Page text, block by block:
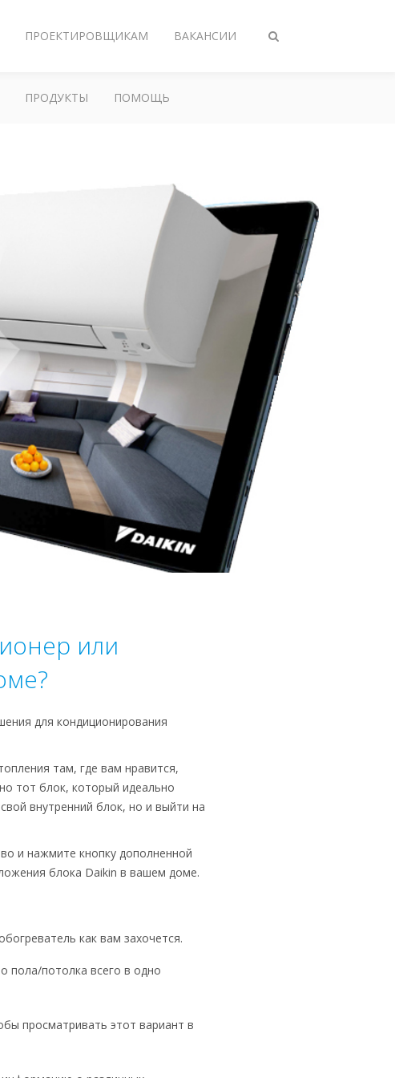
Переключить
ПРОЕКТИРОВЩИКАМ ВАКАНСИИ
ПРОДУКТЫ ПОМОЩЬ
или
для кондиционирования
там, где вам нравится,
тот блок, который идеально
внутренний блок, но и выйти на
и нажмите кнопку дополненной
блока Daikin в вашем доме.
как вам захочется.
пола/потолка всего в одно
просматривать этот вариант в